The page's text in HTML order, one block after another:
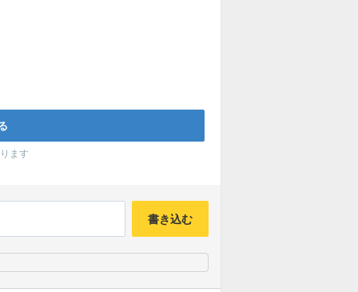
ます
書き込む